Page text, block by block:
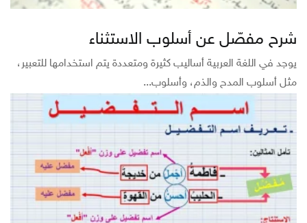
شرح مفصّل عن أسلوب الاستثناء
يوجد في اللغة العربية أساليب كثيرة ومتعددة يتم استخدامها للتعبير،
مثل أسلوب المدح والذم، وأسلوب...